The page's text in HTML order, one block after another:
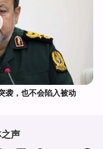
袭，也不会陷入被动
声